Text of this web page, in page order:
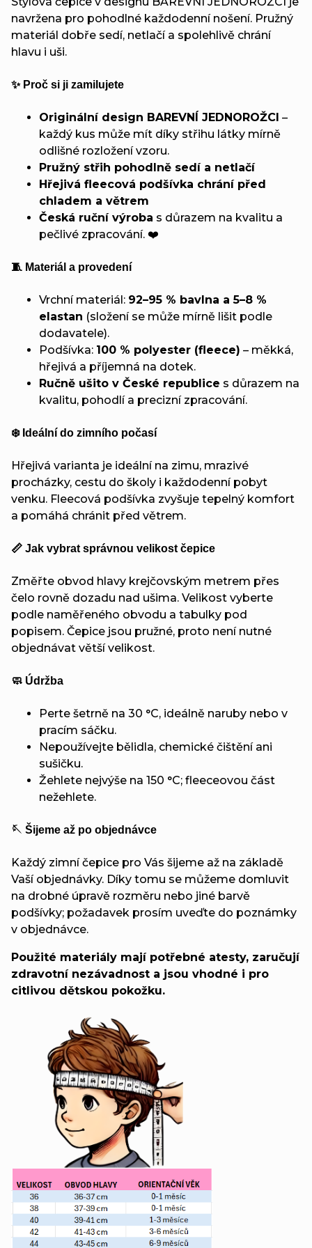
navržena pro pohodlné každodenní nošení. Pružný
materiál dobře sedí, netlačí a spolehlivě chrání
hlavu i uši.
✨ Proč si ji zamilujete
Originální design BAREVNÍ JEDNOROŽCI –
každý kus může mít díky střihu látky mírně
odlišné rozložení vzoru.
Pružný střih pohodlně sedí a netlačí
Hřejivá fleecová podšívka chrání před
chladem a větrem
Česká ruční výroba s důrazem na kvalitu a
pečlivé zpracování. ❤️
🧵 Materiál a provedení
Vrchní materiál: 92–95 % bavlna a 5–8 %
elastan (složení se může mírně lišit podle
dodavatele).
Podšívka: 100 % polyester (fleece) – měkká,
hřejivá a příjemná na dotek.
Ručně ušito v České republice s důrazem na
kvalitu, pohodlí a precizní zpracování.
❄️ Ideální do zimního počasí
Hřejivá varianta je ideální na zimu, mrazivé
procházky, cestu do školy i každodenní pobyt
venku. Fleecová podšívka zvyšuje tepelný komfort
a pomáhá chránit před větrem.
📏 Jak vybrat správnou velikost čepice
Změřte obvod hlavy krejčovským metrem přes
čelo rovně dozadu nad ušima. Velikost vyberte
podle naměřeného obvodu a tabulky pod
popisem. Čepice jsou pružné, proto není nutné
objednávat větší velikost.
🧼 Údržba
Perte šetrně na 30 °C, ideálně naruby nebo v
pracím sáčku.
Nepoužívejte bělidla, chemické čištění ani
sušičku.
Žehlete nejvýše na 150 °C; fleeceovou část
nežehlete.
🪡 Šijeme až po objednávce
Každý zimní čepice pro Vás šijeme až na základě
Vaší objednávky. Díky tomu se můžeme domluvit
na drobné úpravě rozměru nebo jiné barvě
podšívky; požadavek prosím uveďte do poznámky
v objednávce.
Použité materiály mají potřebné atesty, zaručují
zdravotní nezávadnost a jsou vhodné i pro
citlivou dětskou pokožku.